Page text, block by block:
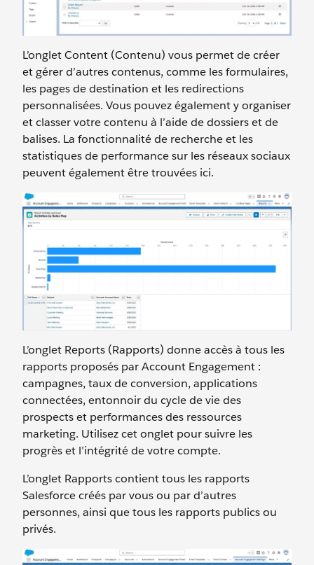
L’onglet Content (Contenu) vous permet de créer
et gérer d’autres contenus, comme les formulaires,
les pages de destination et les redirections
personnalisées. Vous pouvez également y organiser
et classer votre contenu à l’aide de dossiers et de
balises. La fonctionnalité de recherche et les
statistiques de performance sur les réseaux sociaux
peuvent également être trouvées ici.
L’onglet Reports (Rapports) donne accès à tous les
rapports proposés par Account Engagement :
campagnes, taux de conversion, applications
connectées, entonnoir du cycle de vie des
prospects et performances des ressources
marketing. Utilisez cet onglet pour suivre les
progrès et l’intégrité de votre compte.
L’onglet Rapports contient tous les rapports
Salesforce créés par vous ou par d’autres
personnes, ainsi que tous les rapports publics ou
privés.